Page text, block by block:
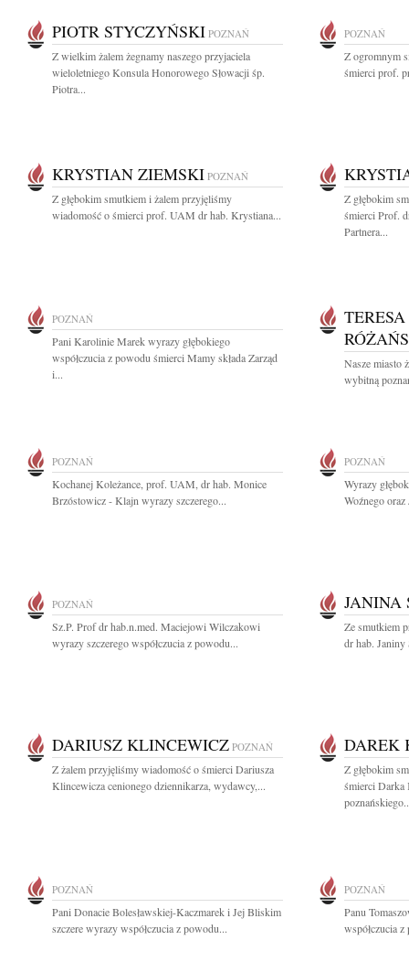
PIOTR STYCZYŃSKI POZNAŃ
Z wielkim żalem żegnamy naszego przyjaciela
wieloletniego Konsula Honorowego Słowacji śp.
Piotra...
POZNAŃ
Z ogromnym
śmierci prof.
KRYSTIAN ZIEMSKI POZNAŃ
Z głębokim smutkiem i żalem przyjęliśmy
wiadomość o śmierci prof. UAM dr hab. Krystiana...
Z głębokim
śmierci Prof.
Partnera...
POZNAŃ
Pani Karolinie Marek wyrazy głębokiego
współczucia z powodu śmierci Mamy składa Zarząd
i...
Nasze miasto
wybitną
POZNAŃ
Kochanej Koleżance, prof. UAM, dr hab. Monice
Brzóstowicz - Klajn wyrazy szczerego...
POZNAŃ
Wyrazy
Woźnego
POZNAŃ
Sz.P. Prof dr hab.n.med. Maciejowi Wilczakowi
wyrazy szczerego współczucia z powodu...
JANINA
Ze smutkiem
dr hab.
DARIUSZ KLINCEWICZ POZNAŃ
Z żalem przyjęliśmy wiadomość o śmierci Dariusza
Klincewicza cenionego dziennikarza, wydawcy,...
DAREK
Z głębokim
śmierci Darka
POZNAŃ
Pani Donacie Bolesławskiej-Kaczmarek i Jej Bliskim
szczere wyrazy współczucia z powodu...
POZNAŃ
Panu
współczucia